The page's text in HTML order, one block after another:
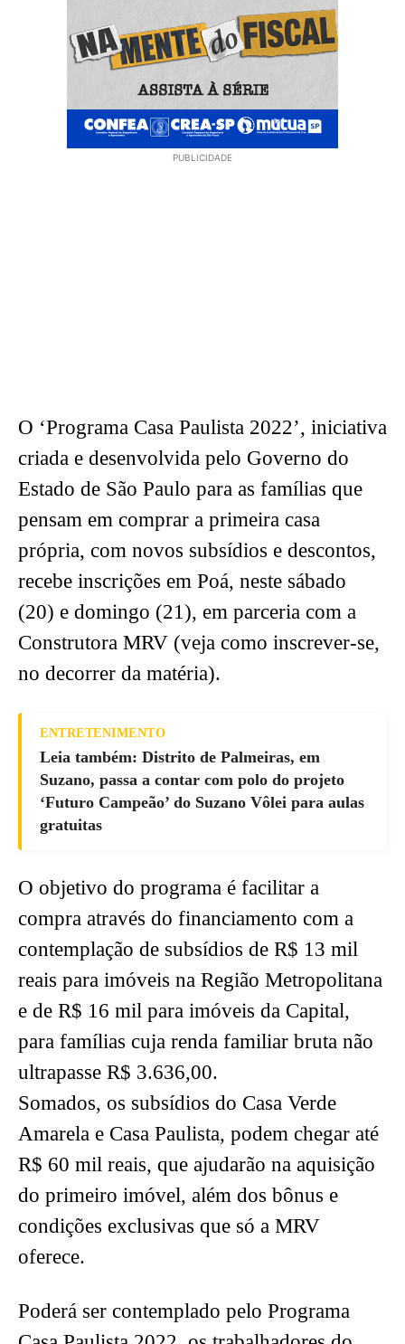
PUBLICIDADE
O ‘Programa Casa Paulista 2022’, iniciativa
criada e desenvolvida pelo Governo do
Estado de São Paulo para as famílias que
pensam em comprar a primeira casa
própria, com novos subsídios e descontos,
recebe inscrições em Poá, neste sábado
(20) e domingo (21), em parceria com a
Construtora MRV (veja como inscrever-se,
no decorrer da matéria).
ENTRETENIMENTO
Leia também: Distrito de Palmeiras, em
Suzano, passa a contar com polo do projeto
‘Futuro Campeão’ do Suzano Vôlei para aulas
gratuitas
O objetivo do programa é facilitar a
compra através do financiamento com a
contemplação de subsídios de R$ 13 mil
reais para imóveis na Região Metropolitana
e de R$ 16 mil para imóveis da Capital,
para famílias cuja renda familiar bruta não
ultrapasse R$ 3.636,00.
Somados, os subsídios do Casa Verde
Amarela e Casa Paulista, podem chegar até
R$ 60 mil reais, que ajudarão na aquisição
do primeiro imóvel, além dos bônus e
condições exclusivas que só a MRV
oferece.
Poderá ser contemplado pelo Programa